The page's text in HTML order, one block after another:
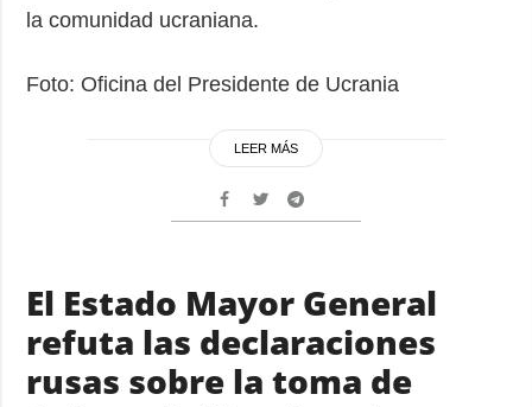
la comunidad ucraniana.
Foto: Oficina del Presidente de Ucrania
LEER MÁS
El Estado Mayor General
refuta las declaraciones
rusas sobre la toma de